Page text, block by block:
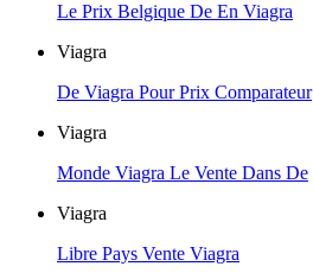
Le Prix Belgique De En Viagra
Viagra
De Viagra Pour Prix Comparateur
Viagra
Monde Viagra Le Vente Dans De
Viagra
Libre Pays Vente Viagra